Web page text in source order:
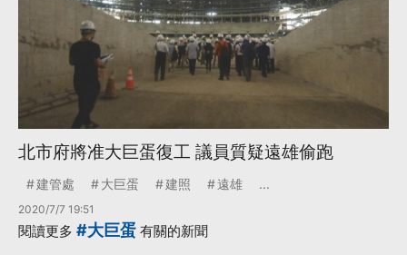
北市府將准大巨蛋復工 議員質疑遠雄偷跑
建管處 大巨蛋 建照 遠雄 ...
2020/7/7 19:51
閱讀更多 #大巨蛋 有關的新聞